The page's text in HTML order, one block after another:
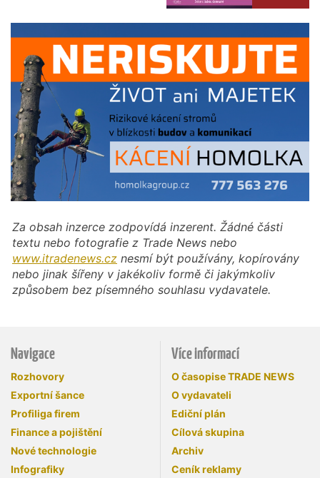
Za obsah inzerce zodpovídá inzerent. Žádné části
textu nebo fotografie z Trade News nebo
www.itradenews.cz nesmí být používány, kopírovány
nebo jinak šířeny v jakékoliv formě či jakýmkoliv
způsobem bez písemného souhlasu vydavatele.
Navigace
Rozhovory
Exportní šance
Profiliga firem
Finance a pojištění
Nové technologie
Infografiky
Více informací
O časopise TRADE NEWS
O vydavateli
Ediční plán
Cílová skupina
Archiv
Ceník reklamy